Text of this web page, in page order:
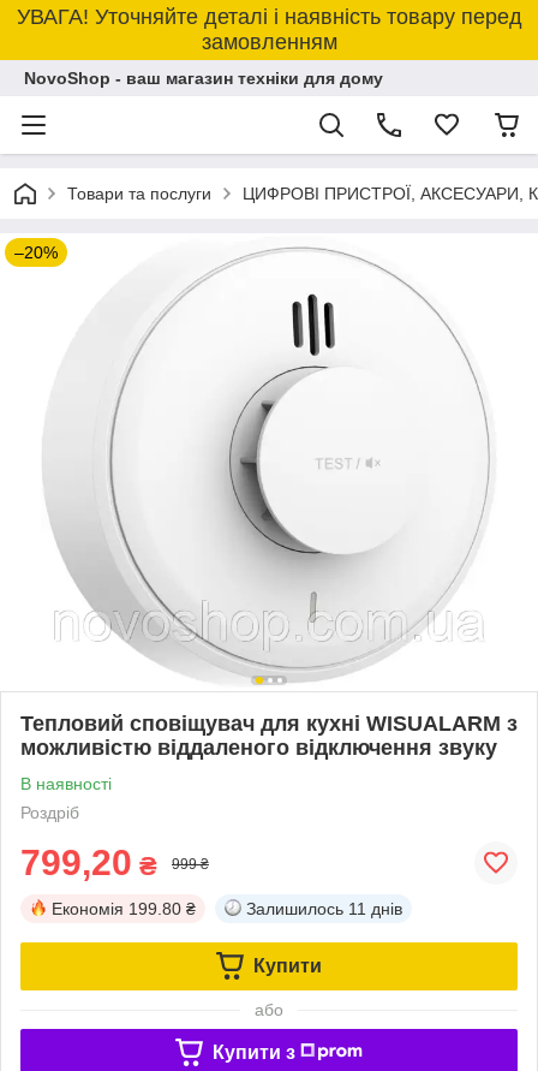
УВАГА! Уточняйте деталі і наявність товару перед
замовленням
NovoShop - ваш магазин техніки для дому
Товари та послуги ЦИФРОВІ ПРИСТРОЇ, АКСЕСУАРИ,
–20%
Тепловий сповіщувач для кухні WISUALARM з
можливістю віддаленого відключення звуку
В наявності
Роздріб
799,20 ₴ 999 ₴
Економія 199.80 ₴ Залишилось 11 днів
Купити
або
Купити з